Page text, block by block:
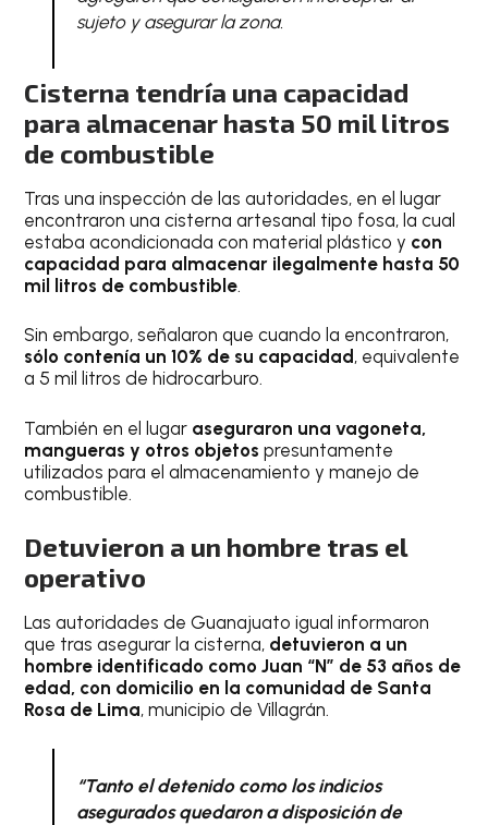
sujeto y asegurar la zona.
Cisterna tendría una capacidad
para almacenar hasta 50 mil litros
de combustible
Tras una inspección de las autoridades, en el lugar
encontraron una cisterna artesanal tipo fosa, la cual
estaba acondicionada con material plástico y con
capacidad para almacenar ilegalmente hasta 50
mil litros de combustible.
Sin embargo, señalaron que cuando la encontraron,
sólo contenía un 10% de su capacidad , equivalente
a 5 mil litros de hidrocarburo.
También en el lugar aseguraron una vagoneta,
mangueras y otros objetospresuntamente
utilizados para el almacenamiento y manejo de
combustible.
Detuvieron a un hombre tras el
operativo
Las autoridades de Guanajuato igual informaron
que tras asegurar la cisterna, detuvieron a un
hombre identificado como Juan “N” de 53 años de
edad, con domicilio en la comunidad de Santa
Rosa de Lima, municipio de Villagrán.
“Tanto el detenido como los indicios
asegurados quedaron a disposición de